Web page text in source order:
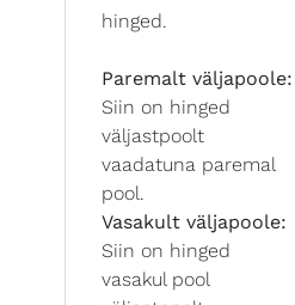
hinged.
Paremalt väljapoole:
Siin on hinged
väljastpoolt
vaadatuna paremal
pool.
Vasakult väljapoole:
Siin on hinged
vasakul pool